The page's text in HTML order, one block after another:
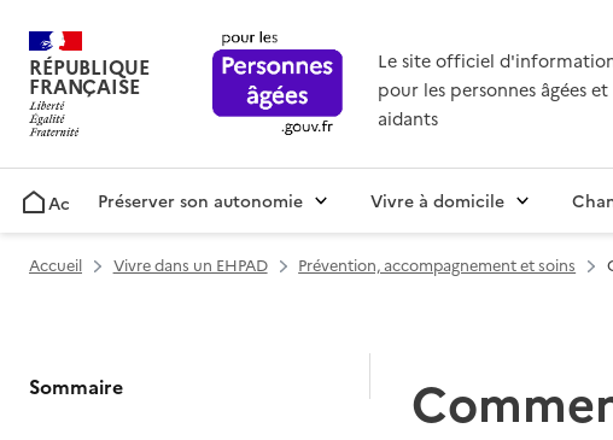
RÉPUBLIQUE
FRANÇAISE
Le site officiel
pour les personnes âgées et
aidants
AccueilPréserver son autonomie Vivre à domicile
Accueil Vivre dans un EHPAD Prévention, accompagnement et soins
Sommaire